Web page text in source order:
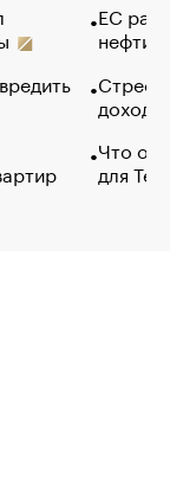
ЕС
нефти
Что
для